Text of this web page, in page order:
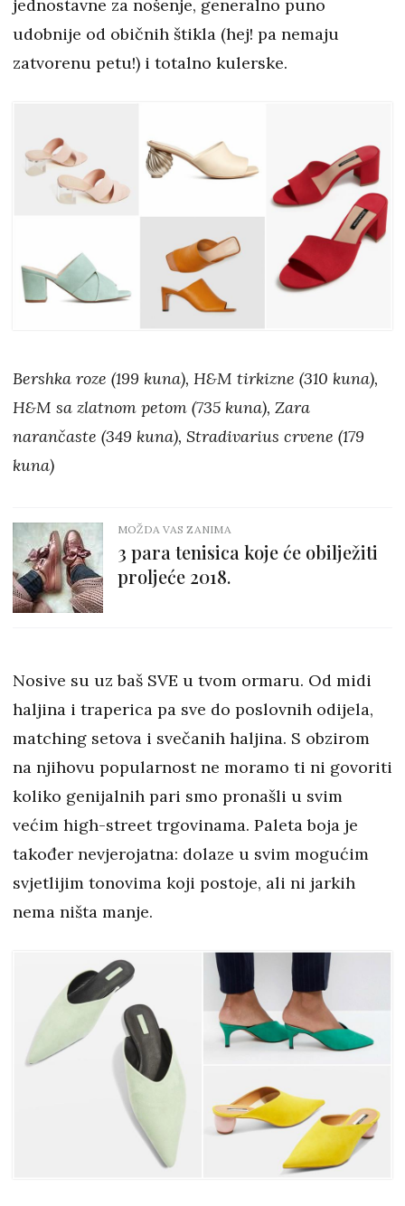
jednostavne za nošenje, generalno puno
udobnije od običnih štikla (hej! pa nemaju
zatvorenu petu!) i totalno kulerske.
Bershka roze (199 kuna), H&M tirkizne (310 kuna),
H&M sa zlatnom petom (735 kuna), Zara
narančaste (349 kuna), Stradivarius crvene (179
kuna)
MOŽDA VAS ZANIMA
3 para tenisica koje će obilježiti
proljeće 2018.
Nosive su uz baš SVE u tvom ormaru. Od midi
haljina i traperica pa sve do poslovnih odijela,
matching setova i svečanih haljina. S obzirom
na njihovu popularnost ne moramo ti ni govoriti
koliko genijalnih pari smo pronašli u svim
većim high-street trgovinama. Paleta boja je
također nevjerojatna: dolaze u svim mogućim
svjetlijim tonovima koji postoje, ali ni jarkih
nema ništa manje.